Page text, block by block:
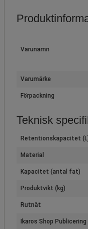
Varunamn
Varumärke
Förpackning
Teknisk
Retentionskapacitet
Material
Kapacitet (antal fat)
Produktvikt (kg)
Rutnät
Ikaros Shop Publicering